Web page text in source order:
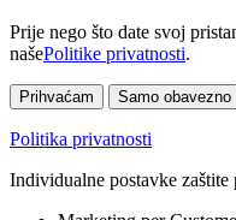
Prije nego što date svoj
našePolitike privatnosti.
Prihvaćam Samo obavezno
Politika privatnosti
Individualne postavke zaštite